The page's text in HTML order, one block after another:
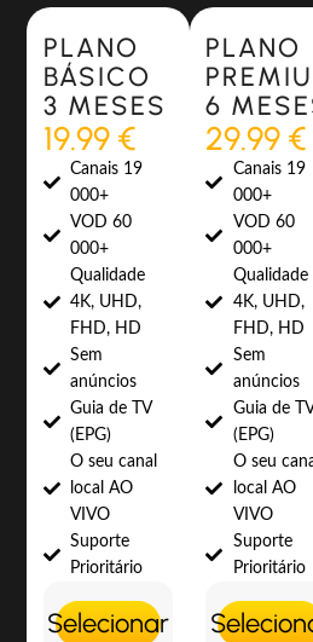
Most Popular
PLANO
BÁSICO
3 MESES
19.99 €
Canais 19
000+
VOD 60
000+
Qualidade
4K, UHD,
FHD, HD
Sem
anúncios
Guia de TV
(EPG)
O seu canal
local AO
VIVO
Suporte
Prioritário
Selecionar
Most
PLANO
6
29.99 €
Canais 19
000+
VOD 60
000+
Qualidade
4K, UHD,
FHD, HD
Sem
anúncios
Guia de TV
(EPG)
O seu
local AO
VIVO
Suporte
Prioritário